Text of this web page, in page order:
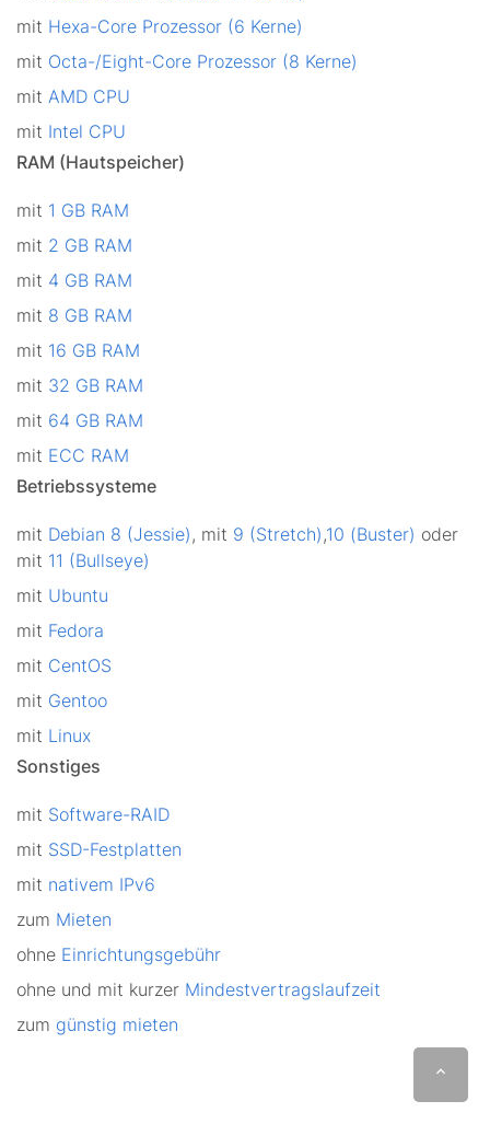
mit Hexa-Core Prozessor (6 Kerne)
mit Octa-/Eight-Core Prozessor (8 Kerne)
mit AMD CPU
mit Intel CPU
RAM (Hautspeicher)
mit 1 GB RAM
mit 2 GB RAM
mit 4 GB RAM
mit 8 GB RAM
mit 16 GB RAM
mit 32 GB RAM
mit 64 GB RAM
mit ECC RAM
Betriebssysteme
mit Debian 8 (Jessie) , mit 9 (Stretch) ,10 (Buster) oder
mit 11 (Bullseye)
mit Ubuntu
mit Fedora
mit CentOS
mit Gentoo
mit Linux
Sonstiges
mit Software-RAID
mit SSD-Festplatten
mit nativem IPv6
zum Mieten
ohne Einrichtungsgebühr
ohne und mit kurzer Mindestvertragslaufzeit
zum günstig mieten